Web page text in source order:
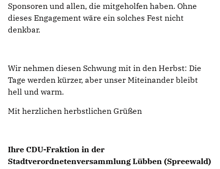
Sponsoren und allen, die mitgeholfen haben. Ohne
dieses Engagement wäre ein solches Fest nicht
denkbar.
Wir nehmen diesen Schwung mit in den Herbst: Die
Tage werden kürzer, aber unser Miteinander bleibt
hell und warm.
Mit herzlichen herbstlichen Grüßen
Ihre CDU-Fraktion in der
Stadtverordnetenversammlung Lübben (Spreewald)